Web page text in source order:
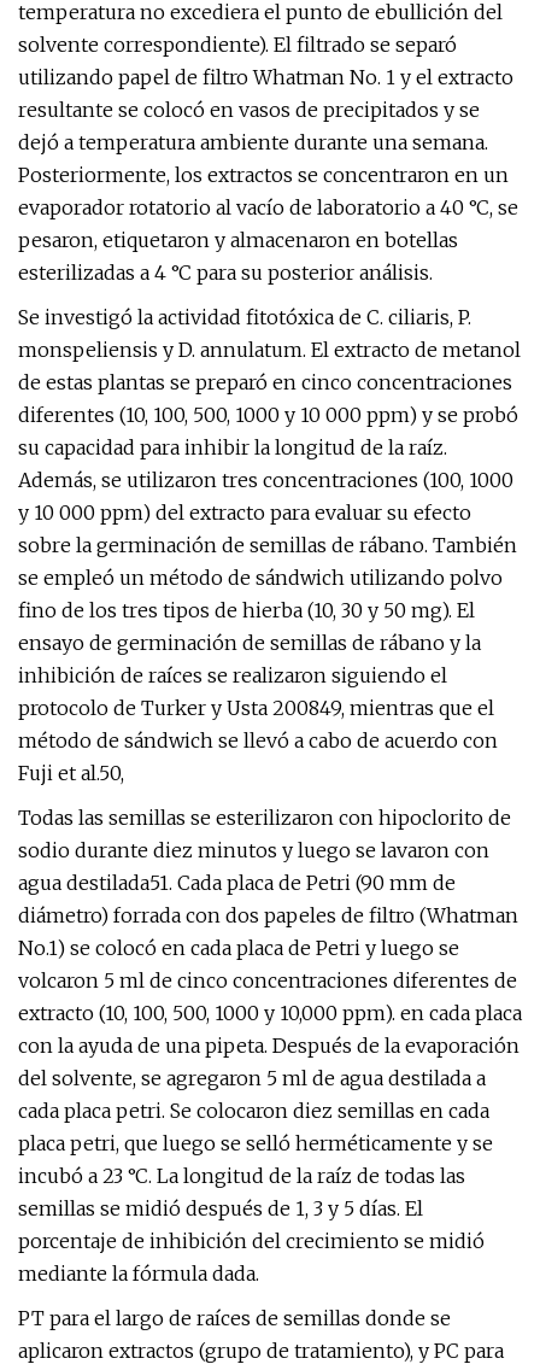
temperatura no excediera el punto de ebullición del
solvente correspondiente). El filtrado se separó
utilizando papel de filtro Whatman No. 1 y el extracto
resultante se colocó en vasos de precipitados y se
dejó a temperatura ambiente durante una semana.
Posteriormente, los extractos se concentraron en un
evaporador rotatorio al vacío de laboratorio a 40 °C, se
pesaron, etiquetaron y almacenaron en botellas
esterilizadas a 4 °C para su posterior análisis.
Se investigó la actividad fitotóxica de C. ciliaris, P.
monspeliensis y D. annulatum. El extracto de metanol
de estas plantas se preparó en cinco concentraciones
diferentes (10, 100, 500, 1000 y 10 000 ppm) y se probó
su capacidad para inhibir la longitud de la raíz.
Además, se utilizaron tres concentraciones (100, 1000
y 10 000 ppm) del extracto para evaluar su efecto
sobre la germinación de semillas de rábano. También
se empleó un método de sándwich utilizando polvo
fino de los tres tipos de hierba (10, 30 y 50 mg). El
ensayo de germinación de semillas de rábano y la
inhibición de raíces se realizaron siguiendo el
protocolo de Turker y Usta 200849, mientras que el
método de sándwich se llevó a cabo de acuerdo con
Fuji et al.50,
Todas las semillas se esterilizaron con hipoclorito de
sodio durante diez minutos y luego se lavaron con
agua destilada51. Cada placa de Petri (90 mm de
diámetro) forrada con dos papeles de filtro (Whatman
No.1) se colocó en cada placa de Petri y luego se
volcaron 5 ml de cinco concentraciones diferentes de
extracto (10, 100, 500, 1000 y 10,000 ppm). en cada placa
con la ayuda de una pipeta. Después de la evaporación
del solvente, se agregaron 5 ml de agua destilada a
cada placa petri. Se colocaron diez semillas en cada
placa petri, que luego se selló herméticamente y se
incubó a 23 °C. La longitud de la raíz de todas las
semillas se midió después de 1, 3 y 5 días. El
porcentaje de inhibición del crecimiento se midió
mediante la fórmula dada.
PT para el largo de raíces de semillas donde se
aplicaron extractos (grupo de tratamiento), y PC para